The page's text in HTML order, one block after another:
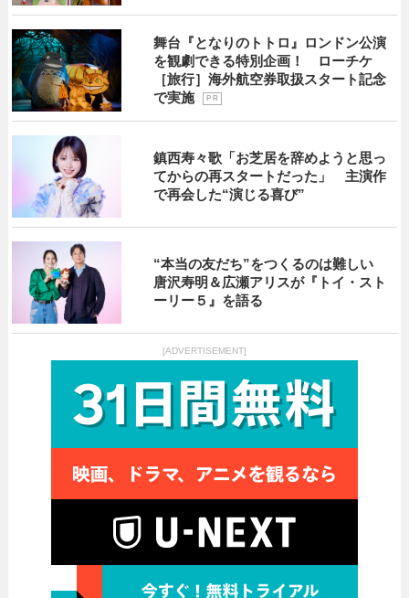
舞台『となりのトトロ』ロンドン公演
を観劇できる特別企画！ ローチケ
［旅行］海外航空券取扱スタート記念
で実施
P R
鎮西寿々歌「お芝居を辞めようと思っ
てからの再スタートだった」 主演作
で再会した“演じる喜び”
“本当の友だち”をつくるのは難しい
唐沢寿明＆広瀬アリスが『トイ・スト
ーリー５』を語る
[ADVERTISEMENT]